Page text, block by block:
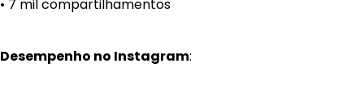
• 7 mil compartilhamentos
Desempenho no Instagram: